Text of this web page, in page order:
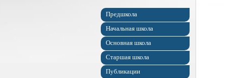
Предшкола
Начальная школа
Основная школа
Старшая школа
Публикации